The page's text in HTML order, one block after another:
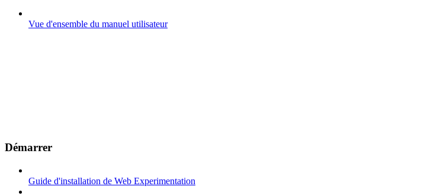
Vue d'ensemble du manuel utilisateur
Démarrer
Guide d'installation de Web Experimentation